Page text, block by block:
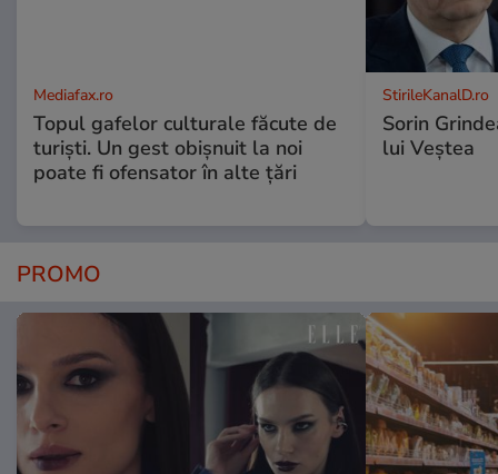
Mediafax.ro
Topul gafelor culturale făcute de
turiști. Un gest obișnuit la noi
poate fi ofensator în alte țări
StirileKanalD.ro
Sorin
lui Veștea
PROMO